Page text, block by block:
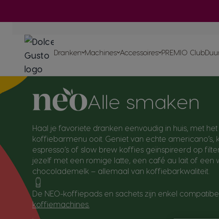
Dranken
Composteerbare pads &
Machines
Proef de
Accessoires
Ontdek alle accessoires
Infuser
machine
PREMIO Club
Onze initiatieven Recycle je
Blog Recepten
Alle smaken
Haal je favoriete dranken eenvoudig in huis, met
koffiebarmenu ooit. Geniet van echte americano’s,
espresso’s of slow brew koffies geïnspireerd op
jezelf met een romige latte, een café au lait of een
chocolademelk – allemaal van koffiebarkwaliteit.
De NEO-koffiepads en sachets zijn enkel
koffiemachines.